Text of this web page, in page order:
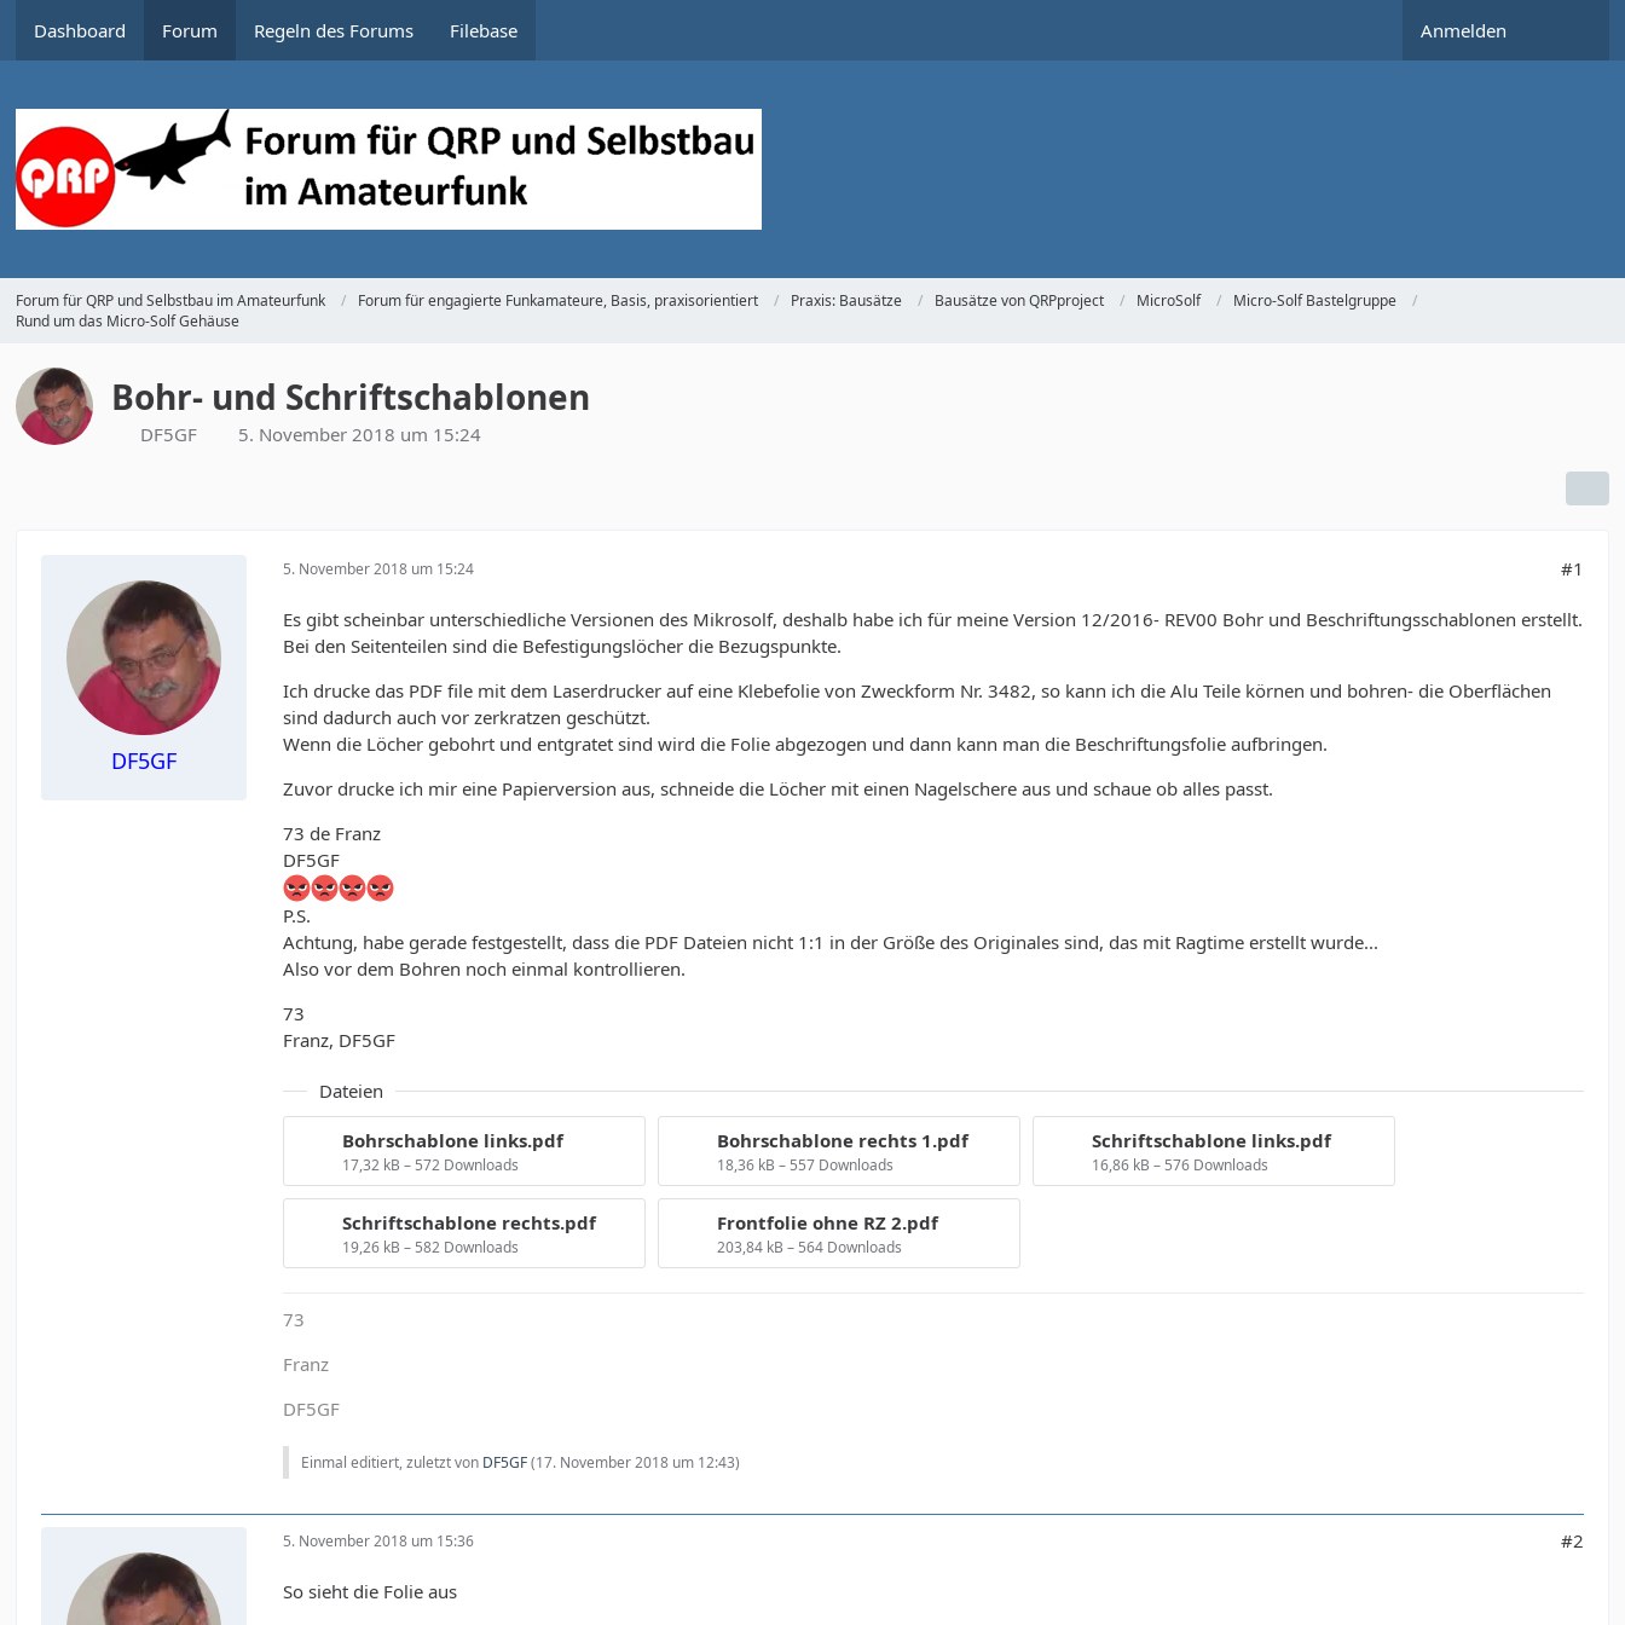
Dashboard Forum Regeln des Forums Filebase Anmelden
Forum für QRP und Selbstbau im Amateurfunk Forum für engagierte Funkamateure, Basis, praxisorientiert Praxis: Bausätze Bausätze von QRPproject MicroSolf
Micro-Solf Bastelgruppe
Rund um das Micro-Solf Gehäuse
Bohr- und Schriftschablonen
DF5GF 5. November 2018 um 15:24
DF5GF
5. November 2018 um 15:24 #1
Es gibt scheinbar unterschiedliche Versionen des Mikrosolf, deshalb habe ich für meine Version 12/2016- REV00 Bohr und Beschriftungsschablonen erstellt.
Bei den Seitenteilen sind die Befestigungslöcher die Bezugspunkte.
Ich drucke das PDF file mit dem Laserdrucker auf eine Klebefolie von Zweckform Nr. 3482, so kann ich die Alu Teile körnen und bohren- die Oberflächen
sind dadurch auch vor zerkratzen geschützt.
Wenn die Löcher gebohrt und entgratet sind wird die Folie abgezogen und dann kann man die Beschriftungsfolie aufbringen.
Zuvor drucke ich mir eine Papierversion aus, schneide die Löcher mit einen Nagelschere aus und schaue ob alles passt.
73 de Franz
DF5GF
P.S.
Achtung, habe gerade festgestellt, dass die PDF Dateien nicht 1:1 in der Größe des Originales sind, das mit Ragtime erstellt wurde...
Also vor dem Bohren noch einmal kontrollieren.
73
Franz, DF5GF
Dateien
Bohrschablone links.pdf
17,32 kB – 572 Downloads
Bohrschablone rechts 1.pdf
18,36 kB – 557 Downloads
Schriftschablone links.pdf
16,86 kB – 576 Downloads
Schriftschablone rechts.pdf
19,26 kB – 582 Downloads
Frontfolie ohne RZ 2.pdf
203,84 kB – 564 Downloads
73
Franz
DF5GF
Einmal editiert, zuletzt von DF5GF(17. November 2018 um 12:43)
5. November 2018 um 15:36 #2
So sieht die Folie aus